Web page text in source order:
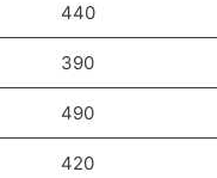
440
390
490
420